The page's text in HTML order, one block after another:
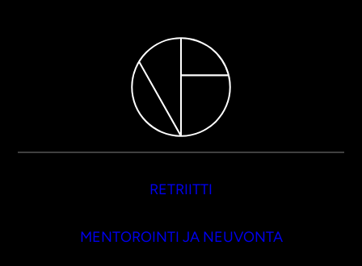
RETRIITTI
MENTOROINTI JA NEUVONTA